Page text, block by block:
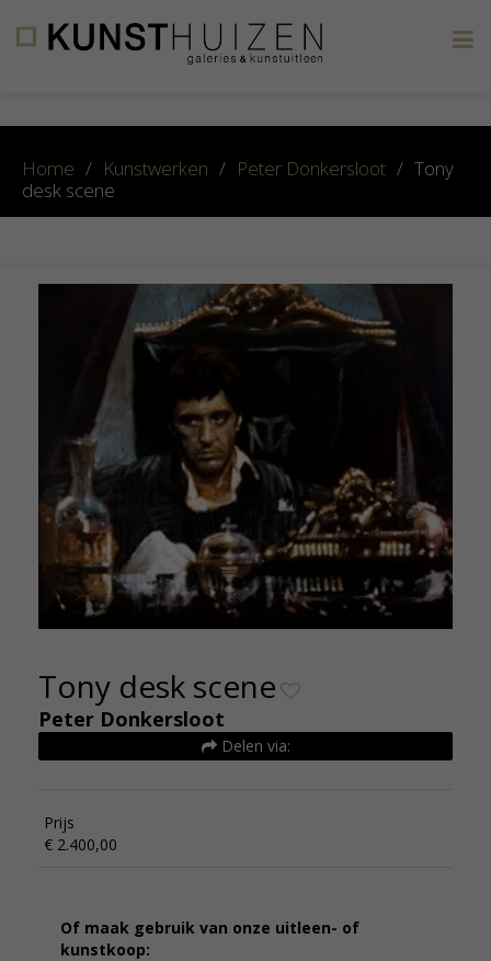
Home / Kunstwerken / Peter Donkersloot / Tony
desk scene
Tony desk scene
Peter Donkersloot
Delen via:
Prijs
€ 2.400,00
Of maak gebruik van onze uitleen- of
kunstkoop: